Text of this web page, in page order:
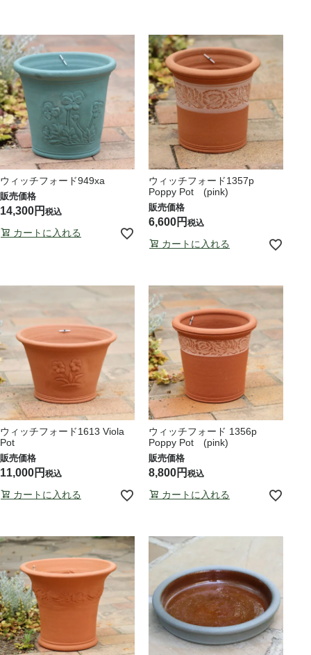
ウィッチフォード949xa
14,300 税込
カートに入れる
ウィッチフォード1357p
Poppy Pot (pink)
6,600 税込
カートに入れる
ウィッチフォード1613 Viola
Pot
11,000 税込
カートに入れる
ウィッチフォード 1356p
Poppy Pot (pink)
8,800 税込
カートに入れる